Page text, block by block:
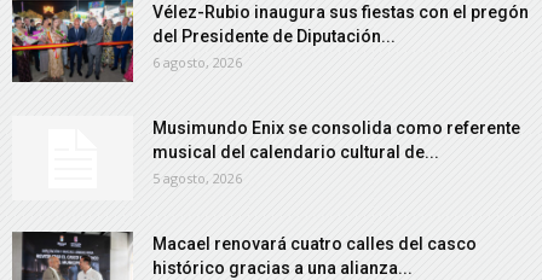
Vélez-Rubio inaugura sus fiestas con el pregón
del Presidente de Diputación...
6 agosto, 2026
Musimundo Enix se consolida como referente
musical del calendario cultural de...
5 agosto, 2026
Macael renovará cuatro calles del casco
histórico gracias a una alianza...